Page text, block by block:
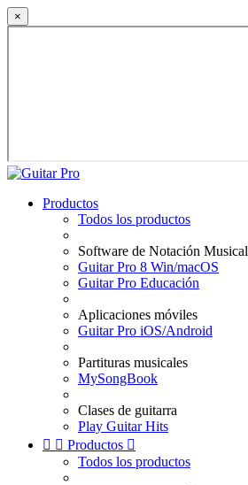
×
Productos
Todos los productos
Software de Notación Musical
Guitar Pro 8 Win/macOS
Guitar Pro Educación
Aplicaciones móviles
Guitar Pro iOS/Android
Partituras musicales
MySongBook
Clases de guitarra
Play Guitar Hits
  Productos 
Todos los productos